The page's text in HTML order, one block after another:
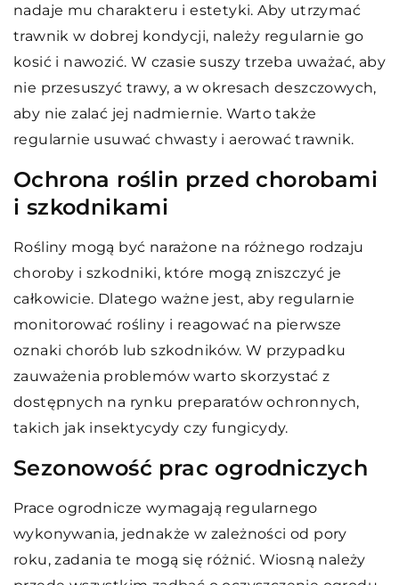
nadaje mu charakteru i estetyki. Aby utrzymać
trawnik w dobrej kondycji, należy regularnie go
kosić i nawozić. W czasie suszy trzeba uważać, aby
nie przesuszyć trawy, a w okresach deszczowych,
aby nie zalać jej nadmiernie. Warto także
regularnie usuwać chwasty i aerować trawnik.
Ochrona roślin przed chorobami
i szkodnikami
Rośliny mogą być narażone na różnego rodzaju
choroby i szkodniki, które mogą zniszczyć je
całkowicie. Dlatego ważne jest, aby regularnie
monitorować rośliny i reagować na pierwsze
oznaki chorób lub szkodników. W przypadku
zauważenia problemów warto skorzystać z
dostępnych na rynku preparatów ochronnych,
takich jak insektycydy czy fungicydy.
Sezonowość prac ogrodniczych
Prace ogrodnicze wymagają regularnego
wykonywania, jednakże w zależności od pory
roku, zadania te mogą się różnić. Wiosną należy